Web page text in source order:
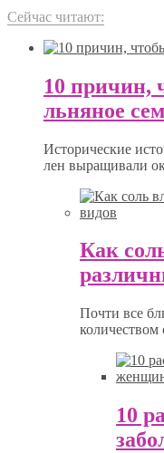
Сейчас читают:
10 причин,
льняное
Исторические
лен выращивали
Как
Почти все
10